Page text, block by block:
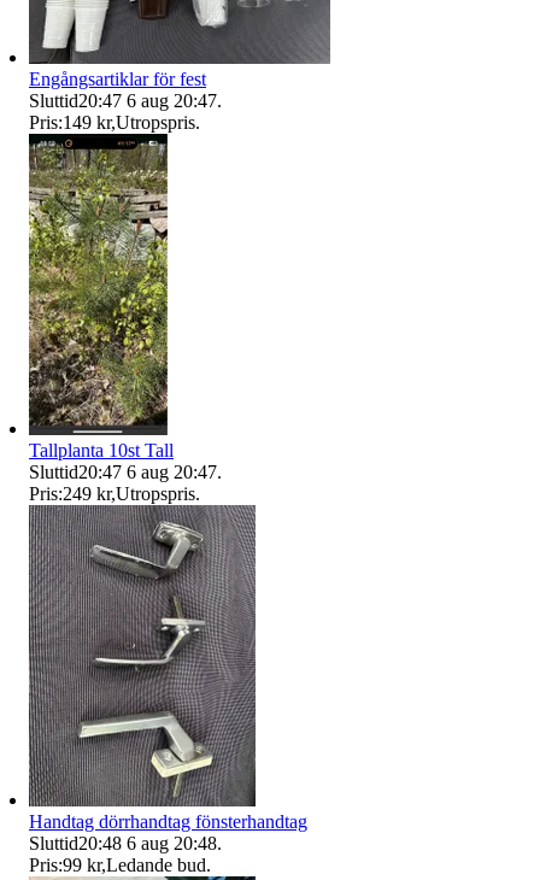
Engångsartiklar för fest
Sluttid20:47 6 aug 20:47.
Pris:149 kr,Utropspris.
Tallplanta 10st Tall
Sluttid20:47 6 aug 20:47.
Pris:249 kr,Utropspris.
Handtag dörrhandtag fönsterhandtag
Sluttid20:48 6 aug 20:48.
Pris:99 kr,Ledande bud.